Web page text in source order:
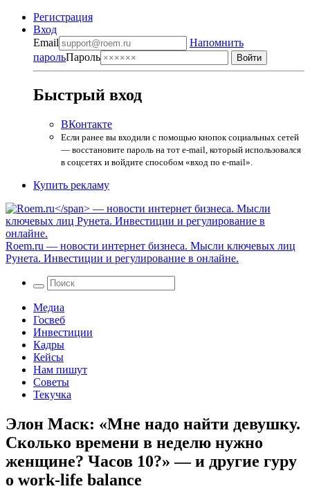
Регистрация
Вход
Email
Напомнить
парольПароль
Быстрый вход
ВКонтакте
Если ранее вы входили с помощью кнопок социальных сетей
— восстановите пароль на тот e-mail, который использовался
в соцсетях и войдите способом «вход по e-mail».
Купить рекламу
Roem.ru — новости интернет бизнеса. Мысли ключевых лиц
Рунета. Инвестиции и регулирование в онлайне.
Медиа
Госвеб
Инвестиции
Кадры
Кейсы
Нам пишут
Советы
Текучка
Элон Маск: «Мне надо найти девушку.
Сколько времени в неделю нужно
женщине? Часов 10?» — и другие гуру
о work-life balance